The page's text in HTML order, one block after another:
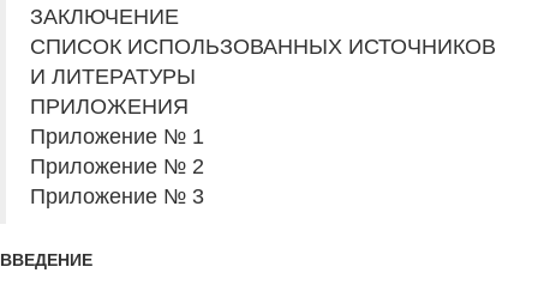
ЗАКЛЮЧЕНИЕ
СПИСОК ИСПОЛЬЗОВАННЫХ ИСТОЧНИКОВ
И ЛИТЕРАТУРЫ
ПРИЛОЖЕНИЯ
Приложение № 1
Приложение № 2
Приложение № 3
ВВЕДЕНИЕ